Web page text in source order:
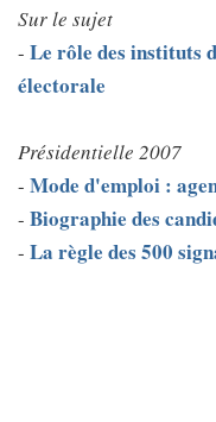
Sur le sujet
- Le rôle des instituts
électorale
Présidentielle 2007
- Mode d'emploi :
- Biographie des
- La règle des 500